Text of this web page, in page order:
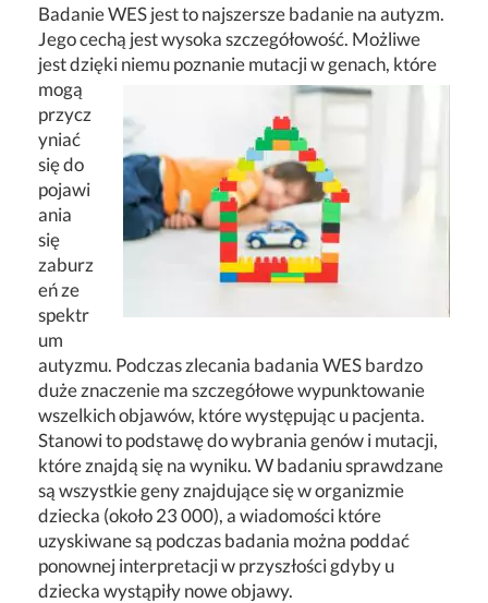
Badanie WES jest to najszersze badanie na autyzm.
Jego cechą jest wysoka szczegółowość. Możliwe
jest dzięki niemu poznanie mutacji w genach, które
mogą
przycz
yniać
się do
pojawi
ania
się
zaburz
eń ze
spektr
um
autyzmu. Podczas zlecania badania WES bardzo
duże znaczenie ma szczegółowe wypunktowanie
wszelkich objawów, które występując u pacjenta.
Stanowi to podstawę do wybrania genów i mutacji,
które znajdą się na wyniku. W badaniu sprawdzane
są wszystkie geny znajdujące się w organizmie
dziecka (około 23 000), a wiadomości które
uzyskiwane są podczas badania można poddać
ponownej interpretacji w przyszłości gdyby u
dziecka wystąpiły nowe objawy.